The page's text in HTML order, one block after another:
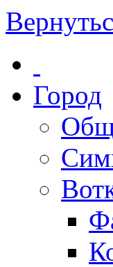
Город